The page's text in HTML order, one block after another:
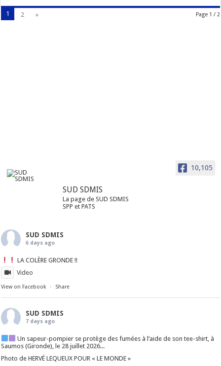
Page 1 / 2
1 2 »
10,105
SUD SDMIS
La page de SUD SDMIS
SPP et PATS
SUD SDMIS
6 days ago
LA COLÈRE GRONDE !!
Video
View on Facebook · Share
SUD SDMIS
7 days ago
Un sapeur-pompier se protège des fumées à l’aide de son tee-shirt, à
Saumos (Gironde), le 28 juillet 2026...
Photo de HERVÉ LEQUEUX POUR « LE MONDE »